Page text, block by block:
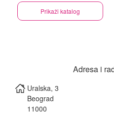
Prikaži katalog
Adresa i
Uralska, 3
Beograd
11000